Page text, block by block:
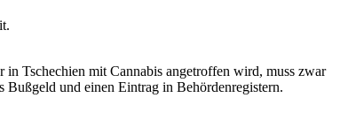
in Tschechien mit Cannabis angetroffen wird, muss zwar
und einen Eintrag in Behördenregistern.